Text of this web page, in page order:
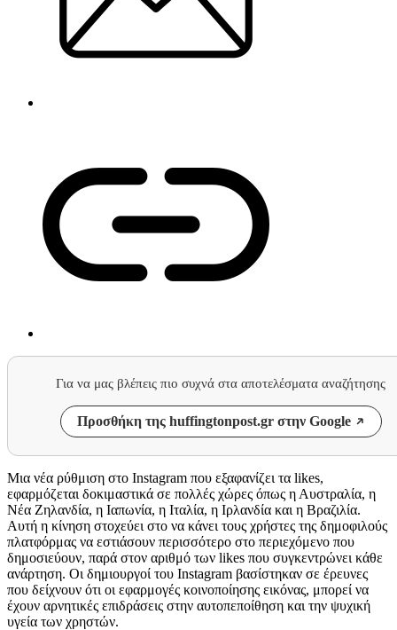
Για να μας βλέπεις πιο συχνά στα αποτελέσματα αναζήτησης
Προσθήκη της huffingtonpost.gr στην Google
Μια νέα ρύθμιση στο Instagram που εξαφανίζει τα likes,
εφαρμόζεται δοκιμαστικά σε πολλές χώρες όπως η Αυστραλία, η
Νέα Ζηλανδία, η Ιαπωνία, η Ιταλία, η Ιρλανδία και η Βραζιλία.
Αυτή η κίνηση στοχεύει στο να κάνει τους χρήστες της δημοφιλούς
πλατφόρμας να εστιάσουν περισσότερο στο περιεχόμενο που
δημοσιεύουν, παρά στον αριθμό των likes που συγκεντρώνει κάθε
ανάρτηση. Οι δημιουργοί του Instagram βασίστηκαν σε έρευνες
που δείχνουν ότι οι εφαρμογές κοινοποίησης εικόνας, μπορεί να
έχουν αρνητικές επιδράσεις στην αυτοπεποίθηση και την ψυχική
υγεία των χρηστών.